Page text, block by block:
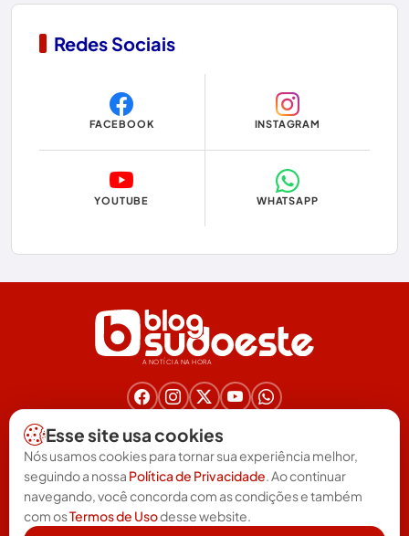
Copa do Mundo 2026
Dom Basílio
Economia
Educação
Eleições 2024
Encruzilhada
Érico Cardoso
Esportes
Feira da Mata
Redes Sociais
FACEBOOK INSTAGRAM
YOUTUBE WHATSAPP
A NOTÍCIA NA HORA
(77) 3025-6571
redacao@blogsudoeste.com.br
Política de Privacidade| Termos de uso
Esse site usa cookies
Nós usamos cookies para tornar sua experiência melhor,
seguindo a nossa Política de Privacidade. Ao continuar
navegando, você concorda com as condições e também
com osTermos de Usodesse website.